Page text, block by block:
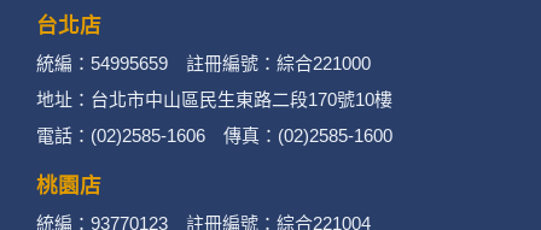
台北店
統編：54995659 註冊編號：綜合221000
地址：台北市中山區民生東路二段170號10樓
電話：(02)2585-1606 傳真：(02)2585-1600
桃園店
統編：93770123 註冊編號：綜合221004